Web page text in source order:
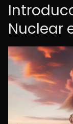
Nuclear